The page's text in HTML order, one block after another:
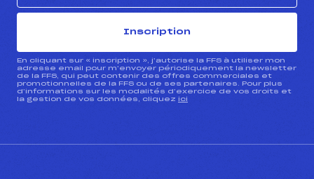
Inscription
En cliquant sur « inscription », j’autorise la FFS à utiliser mon
adresse email pour m’envoyer périodiquement la newsletter
de la FFS, qui peut contenir des offres commerciales et
promotionnelles de la FFS ou de ses partenaires. Pour plus
d’informations sur les modalités d’exercice de vos droits et
la gestion de vos données, cliquez ici